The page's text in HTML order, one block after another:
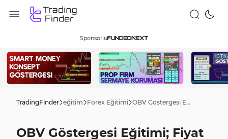
Sponsorlu
TradingFinder eğitim Forex Eğitimi OBV Göstergesi Eğitimi; Fiyat Hareketinden Önce Hacim Değişimlerinin Analizi
OBV Göstergesi Eğitimi; Fiyat